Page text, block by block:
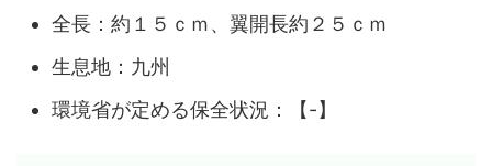
全長：約１５ｃｍ、翼開長約２５ｃｍ
生息地：九州
環境省が定める保全状況：【-】